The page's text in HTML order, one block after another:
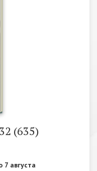
(635)
7 августа